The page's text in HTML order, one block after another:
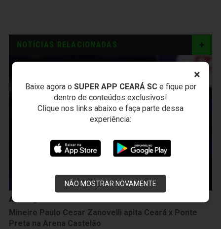
×
Baixe agora o SUPER APP CEARÁ SCe fique por
dentro de conteúdos exclusivos!
Clique nos links abaixo e faça parte dessa
experiência:
NÃO MOSTRAR NOVAMENTE
NOTÍCIAS RELACIONADAS
Arbitragem
Mineiro Paulo Cesar Zanovelli apita Ceará x Ponte
Preta na Arena Castelão